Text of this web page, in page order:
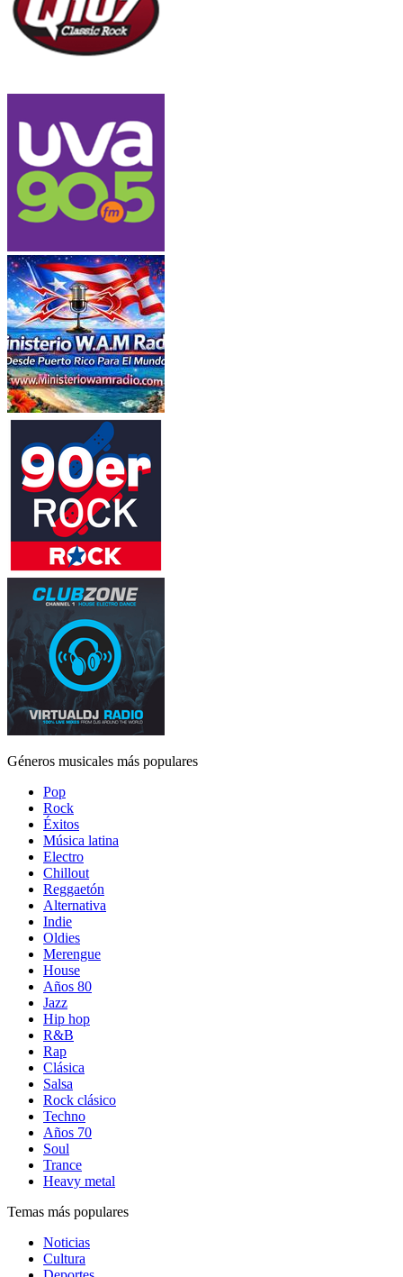
Géneros musicales más populares
Pop
Rock
Éxitos
Música latina
Electro
Chillout
Reggaetón
Alternativa
Indie
Oldies
Merengue
House
Años 80
Jazz
Hip hop
R&B
Rap
Clásica
Salsa
Rock clásico
Techno
Años 70
Soul
Trance
Heavy metal
Temas más populares
Noticias
Cultura